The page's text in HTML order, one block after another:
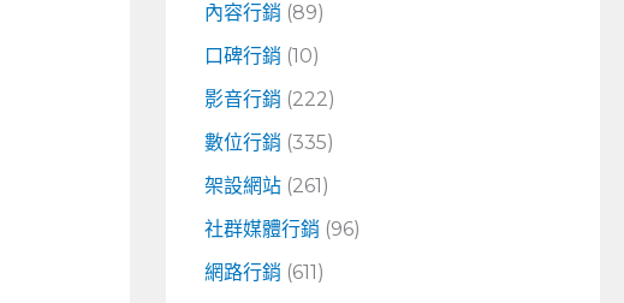
內容行銷 (89)
口碑行銷 (10)
影音行銷 (222)
數位行銷 (335)
架設網站(261)
社群媒體行銷 (96)
網路行銷 (611)